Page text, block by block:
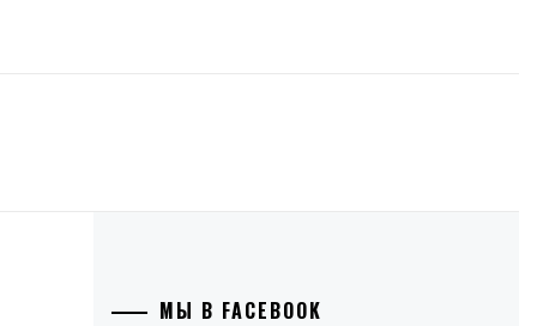
МЫ В FACEBOOK